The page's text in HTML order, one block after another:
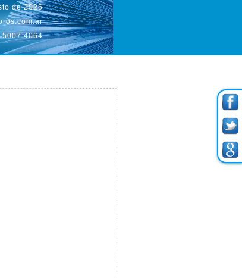
de 2026